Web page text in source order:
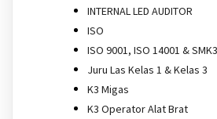
INTERNAL LED AUDITOR
ISO
ISO 9001, ISO 14001 & SMK3
Juru Las Kelas 1 & Kelas 3
K3 Migas
K3 Operator Alat Brat